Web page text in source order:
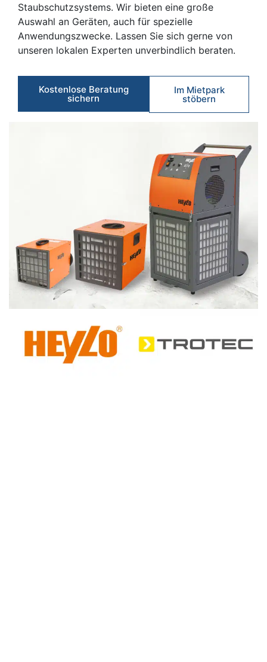
Staubschutzsystems. Wir bieten eine große
Auswahl an Geräten, auch für spezielle
Anwendungszwecke. Lassen Sie sich gerne von
unseren lokalen Experten unverbindlich beraten.
Kostenlose Beratung
sichern
Im Mietpark
stöbern